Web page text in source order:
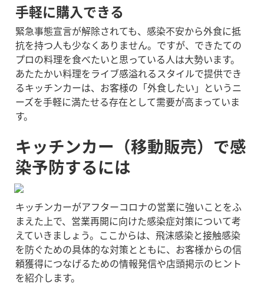
手軽に購入できる
緊急事態宣言が解除されても、感染不安から外食に抵
抗を持つ人も少なくありません。ですが、できたての
プロの料理を食べたいと思っている人は大勢います。
あたたかい料理をライブ感溢れるスタイルで提供でき
るキッチンカーは、お客様の「外食したい」というニ
ーズを手軽に満たせる存在として需要が高まっていま
す。
キッチンカー（移動販売）で感
染予防するには
キッチンカーがアフターコロナの営業に強いことをふ
まえた上で、営業再開に向けた感染症対策について考
えていきましょう。ここからは、飛沫感染と接触感染
を防ぐための具体的な対策とともに、お客様からの信
頼獲得につなげるための情報発信や店頭掲示のヒント
を紹介します。